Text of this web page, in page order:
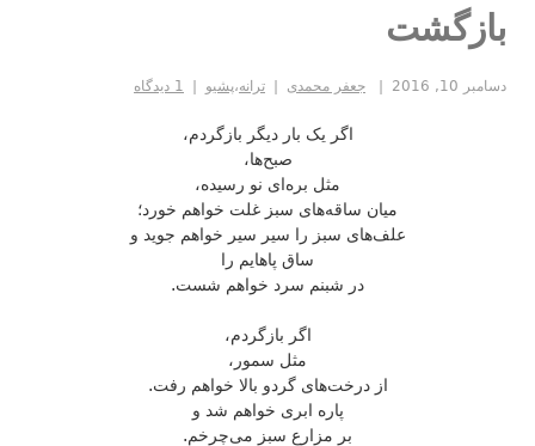
بازگشت
دسامبر 10, 2016 جعفر محمدی ترانه،پشیو 1 دیدگاه
اگر یک بار دیگر بازگردم،
صبح‌ها،
مثل بره‌ای نو رسیده،
میان ساقه‌های سبز غلت خواهم خورد؛
علف‌های سبز را سیر سیر خواهم جوید و
ساق پاهایم را
در شبنم سرد خواهم شست.
اگر بازگردم،
مثل سمور،
از درخت‌های گردو بالا خواهم رفت.
پاره ابری خواهم شد و
بر مزارع سبز می‌چرخم.